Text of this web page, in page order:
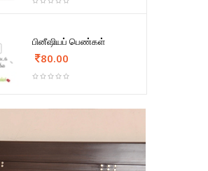
பினீஷியப் பெண்கள்
80.00